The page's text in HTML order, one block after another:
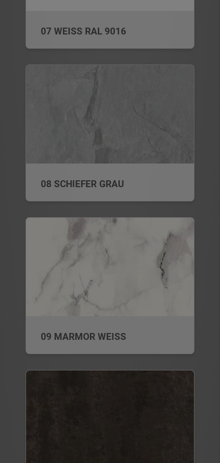
07 WEISS RAL 9016
08 SCHIEFER GRAU
09 MARMOR WEISS